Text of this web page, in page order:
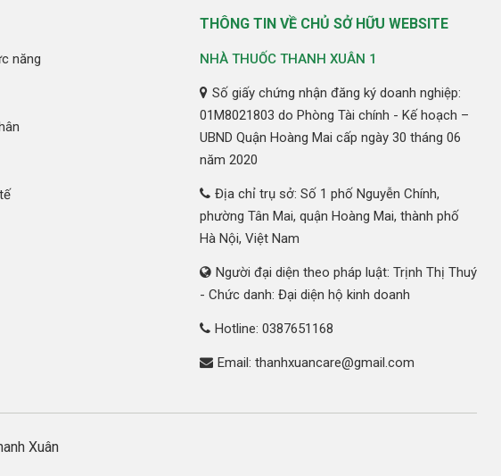
chẽ từ khâu tiếp nhận đơn thuốc, thông tin đến dịch vụ chăm sóc khách
đến bảo quản, giá được niêm yết rõ ràng và cam kết luôn luôn tốt nhất
năng
THÔNG TIN VỀ CHỦ SỞ HỮU WEBSITE
NHÀ THUỐC THANH XUÂN 1
Số giấy chứng nhận đăng ký doanh nghiệp:
01M8021803 do Phòng Tài chính - Kế hoạch –
UBND Quận Hoàng Mai cấp ngày 30 tháng 06
năm 2020
Địa chỉ trụ sở: Số 1 phố Nguyễn Chính,
phường Tân Mai, quận Hoàng Mai, thành phố
Hà Nội, Việt Nam
Người đại diện theo pháp luật: Trịnh Thị Thuý
- Chức danh: Đại diện hộ kinh doanh
Hotline: 0387651168
Email: thanhxuancare@gmail.com
Xuân